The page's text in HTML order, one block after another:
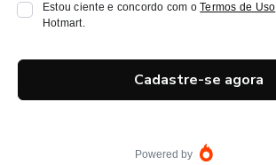
Estou ciente e concordo com oTermos de Uso
Hotmart.
Cadastre-se agora
Powered by